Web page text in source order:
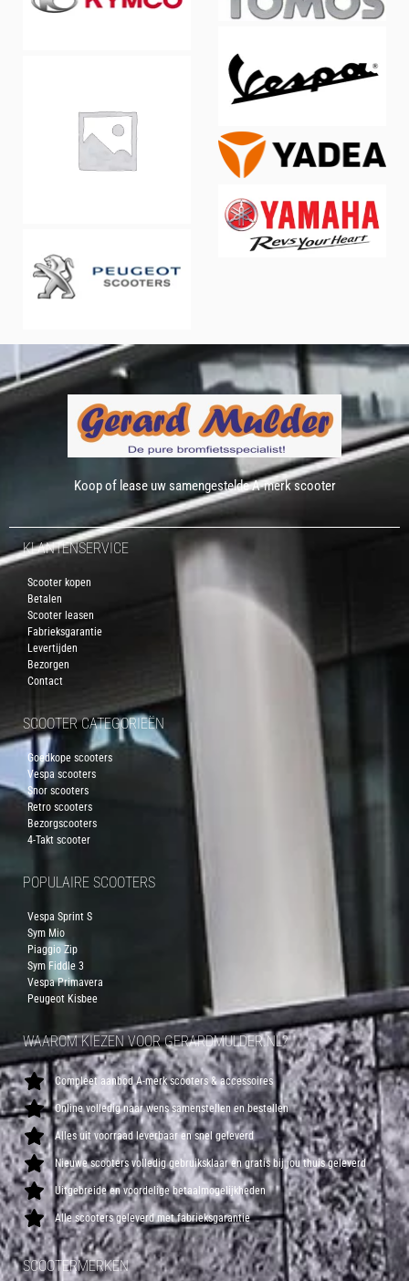
Koop of lease uw samengestelde A-merk scooter
KLANTENSERVICE
Scooter kopen
Betalen
Scooter leasen
Fabrieksgarantie
Levertijden
Bezorgen
Contact
SCOOTER CATEGORIEËN
Goedkope scooters
Vespa scooters
Snor scooters
Retro scooters
Bezorgscooters
4-Takt scooter
POPULAIRE SCOOTERS
Vespa Sprint S
Sym Mio
Piaggio Zip
Sym Fiddle 3
Vespa Primavera
Peugeot Kisbee
WAAROM KIEZEN VOOR GERARDMULDER.NL?
Compleet aanbod A-merk scooters & accessoires
Online volledig naar wens samenstellen en bestellen
Alles uit voorraad leverbaar en snel geleverd
Nieuwe scooters volledig gebruiksklaar en gratis bij jou thuis geleverd
Uitgebreide en voordelige betaalmogelijkheden
Alle scooters geleverd met fabrieksgarantie
SCOOTERMERKEN